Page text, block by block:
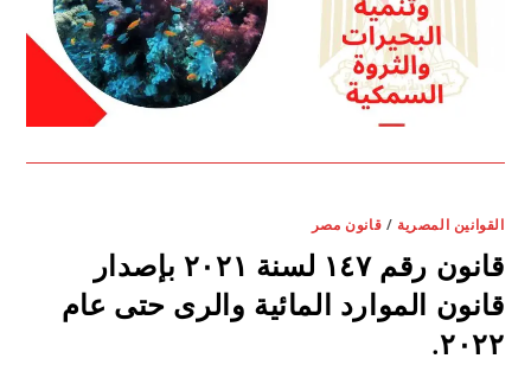
القوانين المصرية / قانون مصر
قانون رقم ١٤٧ لسنة ٢٠٢١ بإصدار
قانون الموارد المائية والرى حتى عام
٢٠٢٢.